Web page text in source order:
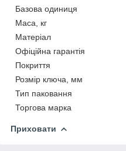
Базова одиниця
Маса, кг
Матеріал
Офіційна гарантія
Покриття
Розмір ключа, мм
Тип паковання
Торгова марка
Приховати